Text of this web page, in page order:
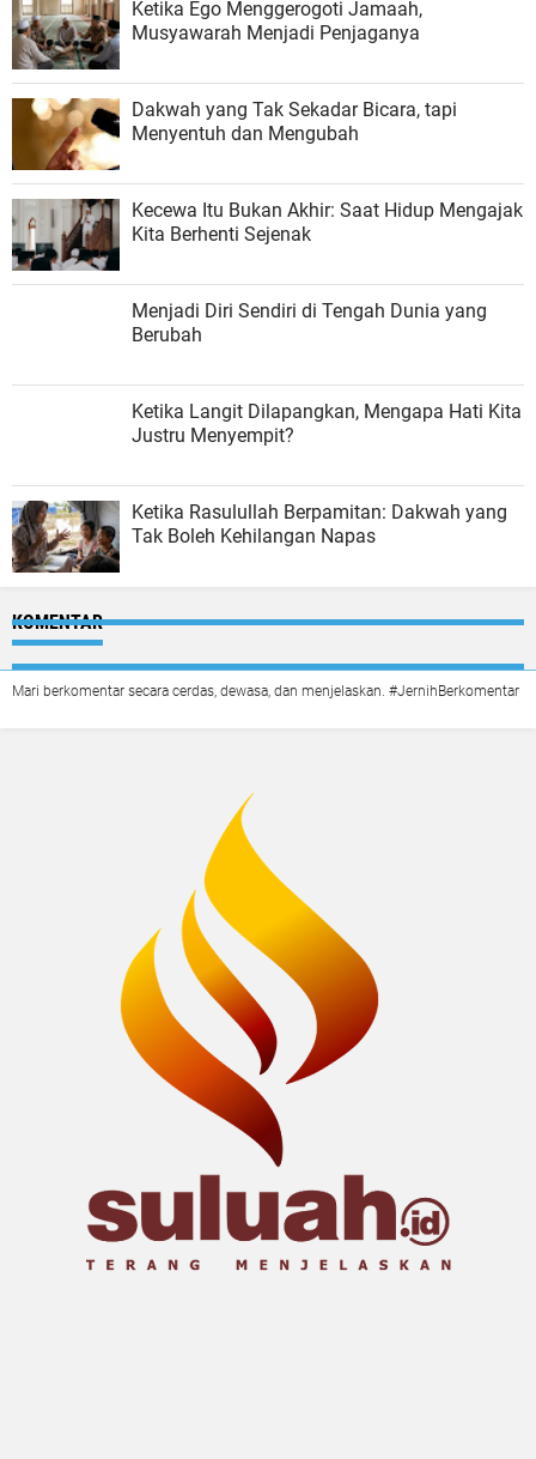
Ketika Ego Menggerogoti Jamaah,
Musyawarah Menjadi Penjaganya
Dakwah yang Tak Sekadar Bicara, tapi
Menyentuh dan Mengubah
Kecewa Itu Bukan Akhir: Saat Hidup Mengajak
Kita Berhenti Sejenak
Menjadi Diri Sendiri di Tengah Dunia yang
Berubah
Ketika Langit Dilapangkan, Mengapa Hati Kita
Justru Menyempit?
Ketika Rasulullah Berpamitan: Dakwah yang
Tak Boleh Kehilangan Napas
KOMENTAR
Mari berkomentar secara cerdas, dewasa, dan menjelaskan. #JernihBerkomentar